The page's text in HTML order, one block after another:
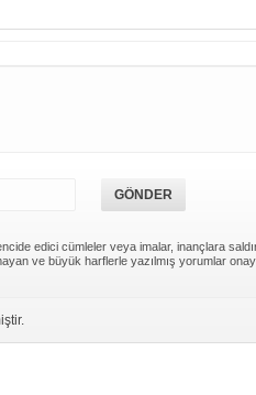
edici cümleler veya imalar, inançlara
ve büyük harflerle yazılmış yorumlar